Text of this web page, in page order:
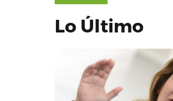
Lo Último